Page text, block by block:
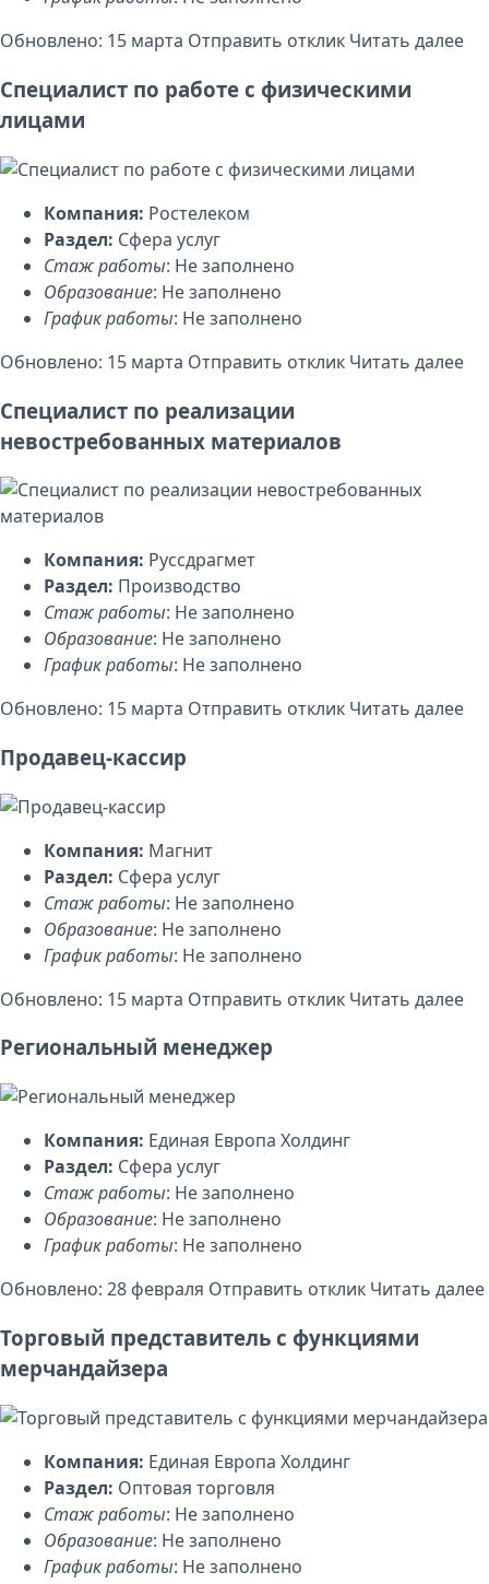
Обновлено: 15 марта Отправить отклик Читать далее
Специалист по работе с физическими
лицами
Компания: Ростелеком
Раздел: Сфера услуг
Стаж работы: Не заполнено
Образование: Не заполнено
График работы: Не заполнено
Обновлено: 15 марта Отправить отклик Читать далее
Специалист по реализации
невостребованных материалов
Компания: Руссдрагмет
Раздел: Производство
Стаж работы: Не заполнено
Образование: Не заполнено
График работы: Не заполнено
Обновлено: 15 марта Отправить отклик Читать далее
Продавец-кассир
Компания: Магнит
Раздел: Сфера услуг
Стаж работы: Не заполнено
Образование: Не заполнено
График работы: Не заполнено
Обновлено: 15 марта Отправить отклик Читать далее
Региональный менеджер
Компания: Единая Европа Холдинг
Раздел: Сфера услуг
Стаж работы: Не заполнено
Образование: Не заполнено
График работы: Не заполнено
Обновлено: 28 февраля Отправить отклик Читать далее
Торговый представитель с функциями
мерчандайзера
Компания: Единая Европа Холдинг
Раздел: Оптовая торговля
Стаж работы: Не заполнено
Образование: Не заполнено
График работы: Не заполнено